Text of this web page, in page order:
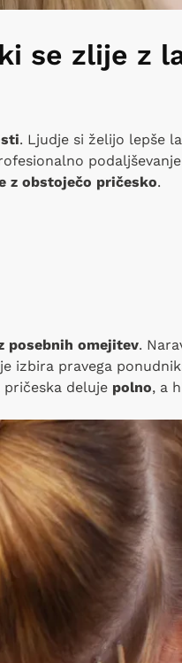
se zlije z
. Ljudje si želijo lepše
z obstoječo pričesko.
posebnih omejitev.
izbira pravega
deluje polno, a